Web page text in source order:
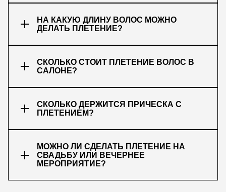
НА КАКУЮ ДЛИНУ ВОЛОС МОЖНО
ДЕЛАТЬ ПЛЕТЕНИЕ?
СКОЛЬКО СТОИТ ПЛЕТЕНИЕ ВОЛОС В
САЛОНЕ?
СКОЛЬКО ДЕРЖИТСЯ ПРИЧЕСКА С
ПЛЕТЕНИЕМ?
МОЖНО ЛИ СДЕЛАТЬ ПЛЕТЕНИЕ НА
СВАДЬБУ ИЛИ ВЕЧЕРНЕЕ
МЕРОПРИЯТИЕ?